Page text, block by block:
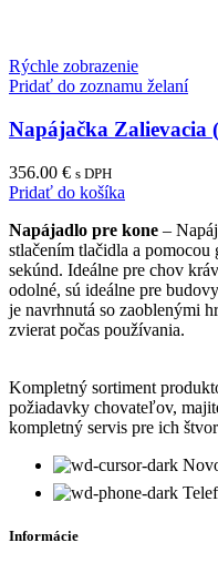
Rýchle zobrazenie
Pridať do zoznamu želaní
Napájačka Zalievacia
356.00 € s DPH
Pridať do košíka
Napájadlo pre kone –
stlačením tlačidla a
sekúnd. Ideálne pre chov
odolné, sú ideálne pre
je navrhnutá so zaoblenými
zvierat počas používania.
Kompletný sortiment
požiadavky chovateľov,
kompletný servis pre ich
Informácie